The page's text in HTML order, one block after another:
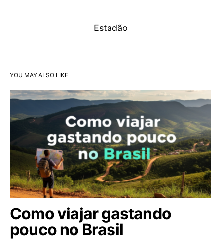
Estadão
YOU MAY ALSO LIKE
Como viajar gastando
pouco no Brasil